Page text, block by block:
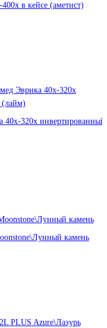
в кейсе (аметист)
320х инвертированный
камень